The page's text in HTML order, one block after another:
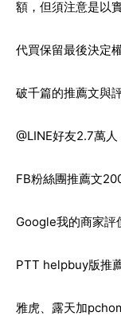
額，但須注意是以
代買保留最後決定
破千篇的推薦文與
@LINE好友2.7萬人
FB粉絲團推薦文
Google我的商家評
PTT helpbuy版推
雅虎、露天加